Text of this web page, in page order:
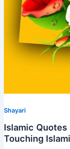
Shayari
Islamic
Touching